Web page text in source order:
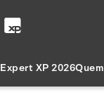
Expert XP 2026